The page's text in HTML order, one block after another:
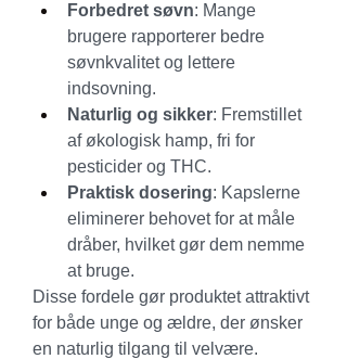
Forbedret søvn: Mange
brugere rapporterer bedre
søvnkvalitet og lettere
indsovning.
Naturlig og sikker: Fremstillet
af økologisk hamp, fri for
pesticider og THC.
Praktisk dosering: Kapslerne
eliminerer behovet for at måle
dråber, hvilket gør dem nemme
at bruge.
Disse fordele gør produktet attraktivt
for både unge og ældre, der ønsker
en naturlig tilgang til velvære.